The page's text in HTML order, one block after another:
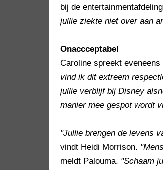
bij de
jullie ziekte niet over aan
Onaccceptabel
Caroline spreekt
vind ik dit extreem
jullie verblijf bij Disney
manier mee gespot wordt
"Jullie brengen de levens
vindt Heidi Morrison.
meldt Palouma. "Schaam